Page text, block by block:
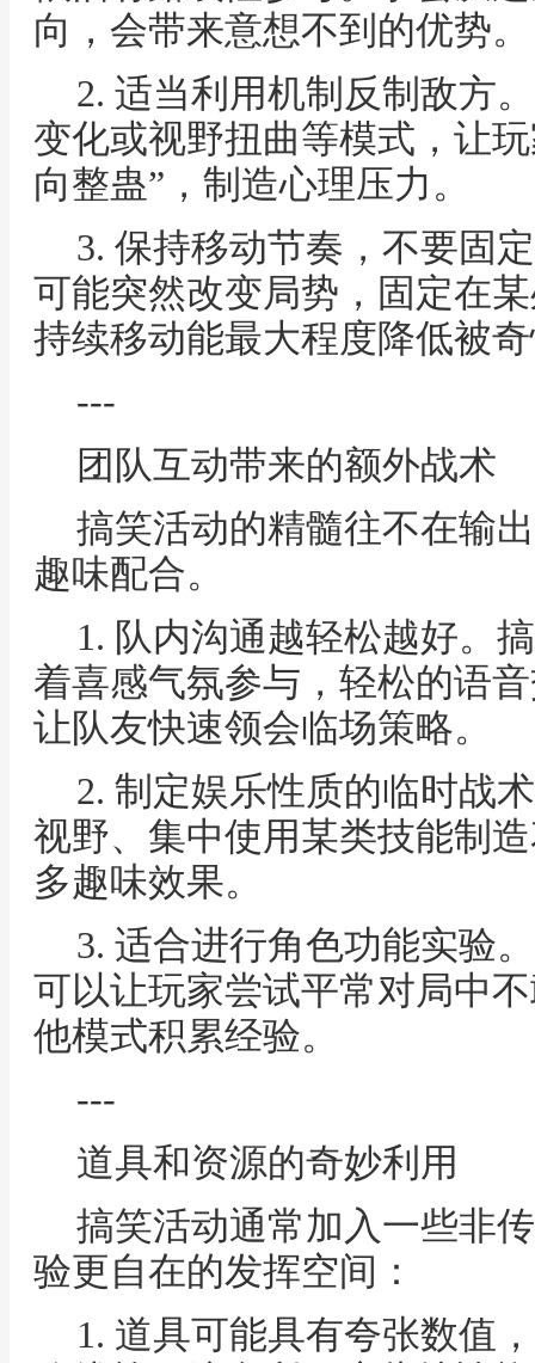
向，会带来意想不到的优势。
2. 适当利用机制反制敌方
变化或视野扭曲等模式，让
向整蛊”，制造心理压力。
3. 保持移动节奏，不要固
可能突然改变局势，固定在
持续移动能最大程度降低被
---
团队互动带来的额外战术
搞笑活动的精髓往不在输
趣味配合。
1. 队内沟通越轻松越好。
着喜感气氛参与，轻松的语
让队友快速领会临场策略。
2. 制定娱乐性质的临时战
视野、集中使用某类技能制
多趣味效果。
3. 适合进行角色功能实验
可以让玩家尝试平常对局中
他模式积累经验。
---
道具和资源的奇妙利用
搞笑活动通常加入一些非
验更自在的发挥空间：
1. 道具可能具有夸张数值